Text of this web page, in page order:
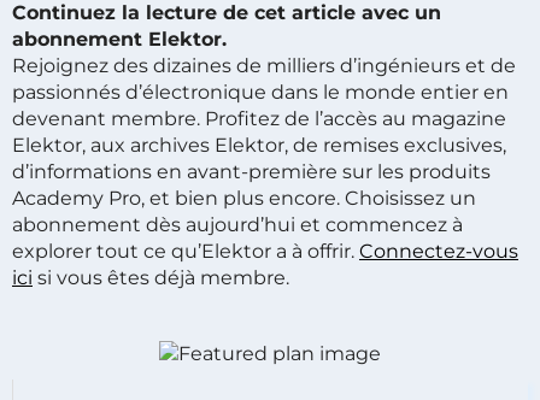
Continuez la lecture de cet article avec un
abonnement Elektor.
Rejoignez des dizaines de milliers d’ingénieurs et de
passionnés d’électronique dans le monde entier en
devenant membre. Profitez de l’accès au magazine
Elektor, aux archives Elektor, de remises exclusives,
d’informations en avant-première sur les produits
Academy Pro, et bien plus encore. Choisissez un
abonnement dès aujourd’hui et commencez à
explorer tout ce qu’Elektor a à offrir. Connectez-vous
ici si vous êtes déjà membre.